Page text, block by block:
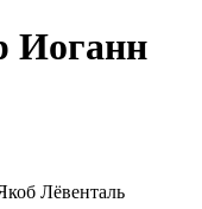
Иоганн